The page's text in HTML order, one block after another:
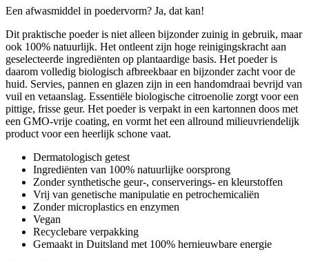
Een afwasmiddel in poedervorm? Ja, dat kan!
Dit praktische poeder is niet alleen bijzonder zuinig in gebruik, maar
ook 100% natuurlijk. Het ontleent zijn hoge reinigingskracht aan
geselecteerde ingrediënten op plantaardige basis. Het poeder is
daarom volledig biologisch afbreekbaar en bijzonder zacht voor de
huid. Servies, pannen en glazen zijn in een handomdraai bevrijd van
vuil en vetaanslag. Essentiële biologische citroenolie zorgt voor een
pittige, frisse geur. Het poeder is verpakt in een kartonnen doos met
een GMO-vrije coating, en vormt het een allround milieuvriendelijk
product voor een heerlijk schone vaat.
Dermatologisch getest
Ingrediënten van 100% natuurlijke oorsprong
Zonder synthetische geur-, conserverings- en kleurstoffen
Vrij van genetische manipulatie en petrochemicaliën
Zonder microplastics en enzymen
Vegan
Recyclebare verpakking
Gemaakt in Duitsland met 100% hernieuwbare energie